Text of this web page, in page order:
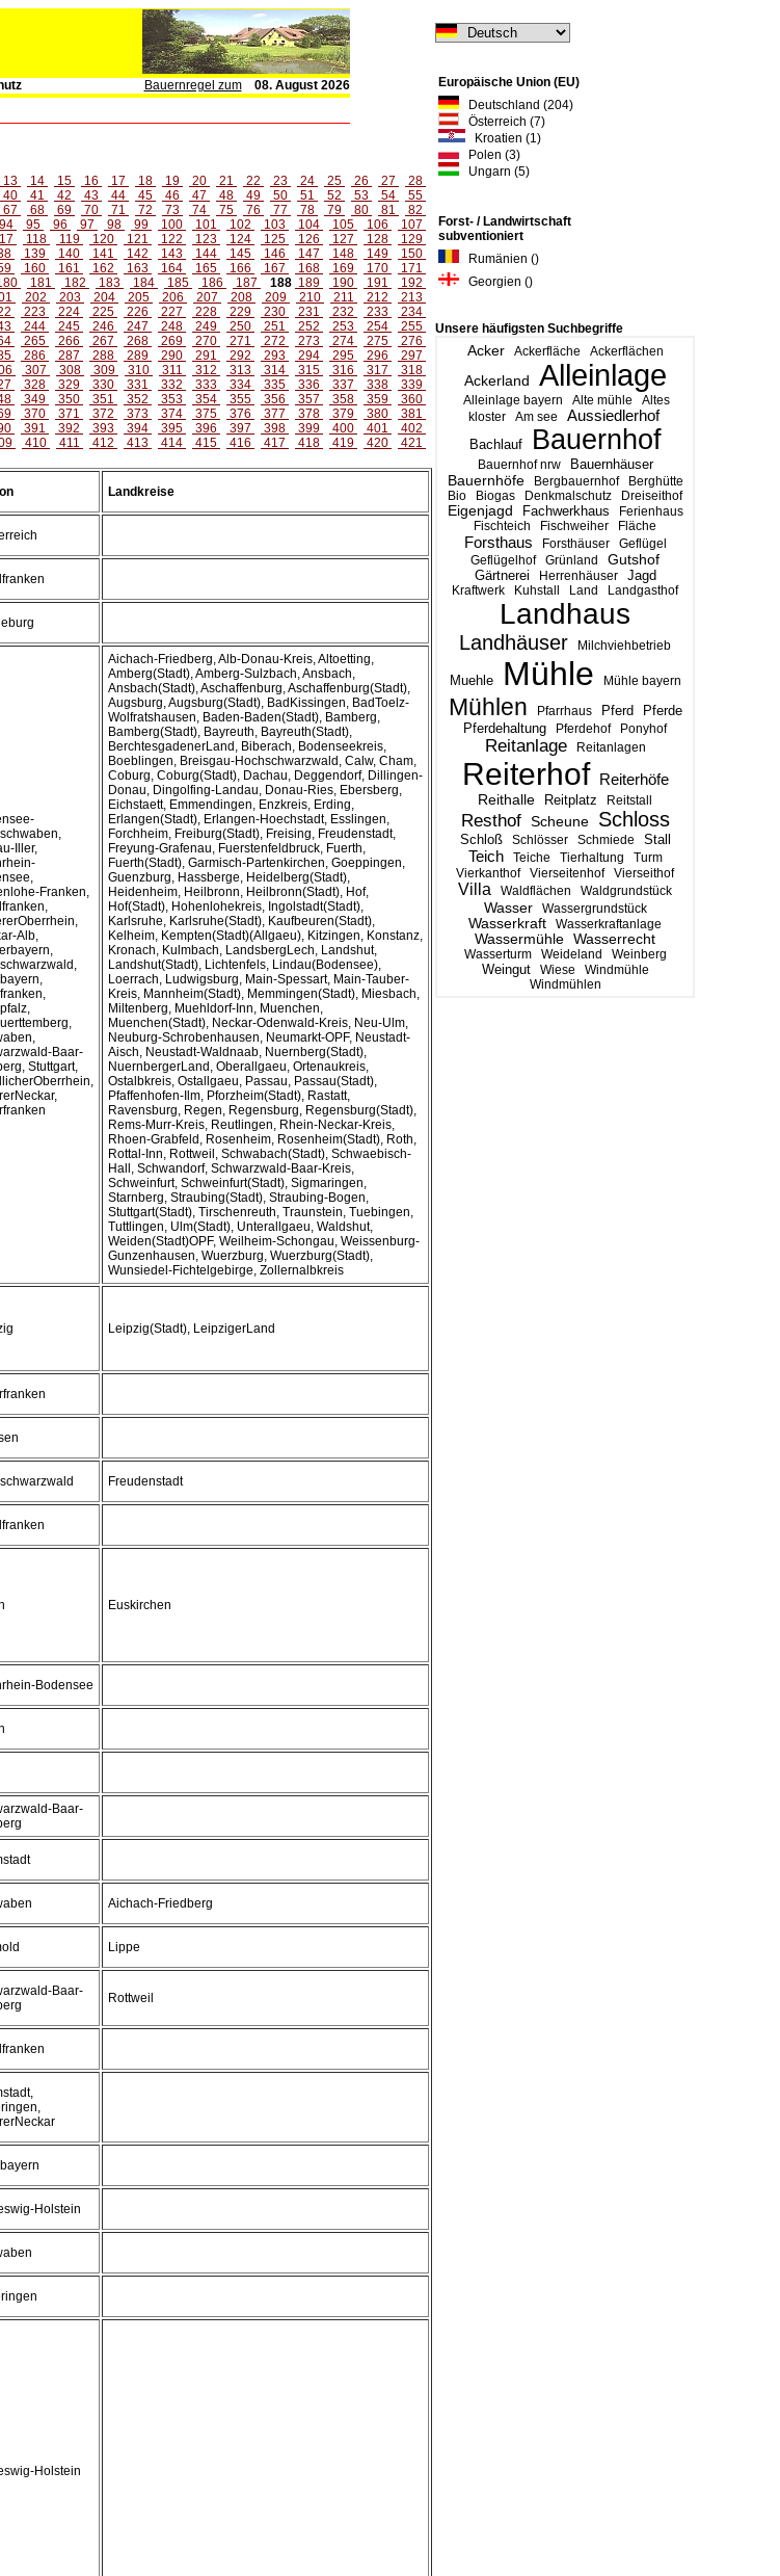
Bauernregel zum
08. August 2026
Europäische Union (EU)
Deutschland (204)
Österreich (7)
Kroatien (1)
Polen (3)
Ungarn (5)
Forst- / Landwirtschaft
subventioniert
Rumänien ()
Georgien ()
Unsere häufigsten Suchbegriffe
Acker Ackerfläche Ackerflächen
Ackerland Alleinlage
Alleinlage bayern Alte mühle
Altes
kloster
Am see Aussiedlerhof
Bachlauf Bauernhof
Bauernhof nrw Bauernhäuser
Bauernhöfe Bergbauernhof
Berghütte
Bio
Biogas Denkmalschutz Dreiseithof
Eigenjagd Fachwerkhaus
Ferienhaus
Fischteich
Fischweiher Fläche
Forsthaus Forsthäuser
Geflügel
Geflügelhof
Grünland
Gutshof
Gärtnerei
Herrenhäuser Jagd
Kraftwerk Kuhstall Land Landgasthof
Landhaus
Landhäuser Milchviehbetrieb
Muehle Mühle Mühle bayern
Mühlen Pfarrhaus Pferd Pferde
Pferdehaltung Pferdehof Ponyhof
Reitanlage Reitanlagen
Reiterhof Reiterhöfe
Reithalle Reitplatz Reitstall
Resthof Scheune Schloss
Schloß Schlösser Schmiede Stall
Teich Teiche Tierhaltung
Turm
Vierkanthof
Vierseitenhof Vierseithof
Villa Waldflächen Waldgrundstück
Wasser Wassergrundstück
Wasserkraft Wasserkraftanlage
Wassermühle Wasserrecht
Wasserturm Weideland Weinberg
Weingut Wiese
Windmühle
Windmühlen
13 14 15 16 17 18 19 20 21 22 23 24 25 26 27
28
40 41 42 43 44 45 46 47 48 49 50 51 52 53 54
55
67 68 69 70 71 72 73 74 75 76 77 78 79 80 81
82
94 95 96 97 98 99 100 101 102 103 104 105 106
107
118 119 120 121 122 123 124 125 126 127 128
129
139 140 141 142 143 144 145 146 147 148 149
150
160 161 162 163 164 165 166 167 168 169 170
171
181 182 183 184 185 186 187 188 189 190 191
192
202 203 204 205 206 207 208 209 210 211 212
213
223 224 225 226 227 228 229 230 231 232 233
234
244 245 246 247 248 249 250 251 252 253 254
255
265 266 267 268 269 270 271 272 273 274 275
276
286 287 288 289 290 291 292 293 294 295 296
297
307 308 309 310 311 312 313 314 315 316 317
318
328 329 330 331 332 333 334 335 336 337 338
339
349 350 351 352 353 354 355 356 357 358 359
360
370 371 372 373 374 375 376 377 378 379 380
381
391 392 393 394 395 396 397 398 399 400 401
402
410 411 412 413 414 415 416 417 418 419 420 421
Landkreise
Iller,
Franken,
Alb,
Baar-
Stuttgart,
Aichach-Friedberg, Alb-Donau-Kreis, Altoetting,
Amberg(Stadt), Amberg-Sulzbach, Ansbach,
Ansbach(Stadt), Aschaffenburg, Aschaffenburg(Stadt),
Augsburg, Augsburg(Stadt), BadKissingen, BadToelz-
Wolfratshausen, Baden-Baden(Stadt), Bamberg,
Bamberg(Stadt), Bayreuth, Bayreuth(Stadt),
BerchtesgadenerLand, Biberach, Bodenseekreis,
Boeblingen, Breisgau-Hochschwarzwald, Calw, Cham,
Coburg, Coburg(Stadt), Dachau, Deggendorf, Dillingen-
Donau, Dingolfing-Landau, Donau-Ries, Ebersberg,
Eichstaett, Emmendingen, Enzkreis, Erding,
Erlangen(Stadt), Erlangen-Hoechstadt, Esslingen,
Forchheim, Freiburg(Stadt), Freising, Freudenstadt,
Freyung-Grafenau, Fuerstenfeldbruck, Fuerth,
Fuerth(Stadt), Garmisch-Partenkirchen, Goeppingen,
Guenzburg, Hassberge, Heidelberg(Stadt),
Heidenheim, Heilbronn, Heilbronn(Stadt), Hof,
Hof(Stadt), Hohenlohekreis, Ingolstadt(Stadt),
Karlsruhe, Karlsruhe(Stadt), Kaufbeuren(Stadt),
Kelheim, Kempten(Stadt)(Allgaeu), Kitzingen, Konstanz,
Kronach, Kulmbach, LandsbergLech, Landshut,
Landshut(Stadt), Lichtenfels, Lindau(Bodensee),
Loerrach, Ludwigsburg, Main-Spessart, Main-Tauber-
Kreis, Mannheim(Stadt), Memmingen(Stadt), Miesbach,
Miltenberg, Muehldorf-Inn, Muenchen,
Muenchen(Stadt), Neckar-Odenwald-Kreis, Neu-Ulm,
Neuburg-Schrobenhausen, Neumarkt-OPF, Neustadt-
Aisch, Neustadt-Waldnaab, Nuernberg(Stadt),
NuernbergerLand, Oberallgaeu, Ortenaukreis,
Ostalbkreis, Ostallgaeu, Passau, Passau(Stadt),
Pfaffenhofen-Ilm, Pforzheim(Stadt), Rastatt,
Ravensburg, Regen, Regensburg, Regensburg(Stadt),
Rems-Murr-Kreis, Reutlingen, Rhein-Neckar-Kreis,
Rhoen-Grabfeld, Rosenheim, Rosenheim(Stadt), Roth,
Rottal-Inn, Rottweil, Schwabach(Stadt), Schwaebisch-
Hall, Schwandorf, Schwarzwald-Baar-Kreis,
Schweinfurt, Schweinfurt(Stadt), Sigmaringen,
Starnberg, Straubing(Stadt), Straubing-Bogen,
Stuttgart(Stadt), Tirschenreuth, Traunstein, Tuebingen,
Tuttlingen, Ulm(Stadt), Unterallgaeu, Waldshut,
Weiden(Stadt)OPF, Weilheim-Schongau, Weissenburg-
Gunzenhausen, Wuerzburg, Wuerzburg(Stadt),
Wunsiedel-Fichtelgebirge, Zollernalbkreis
Leipzig(Stadt), LeipzigerLand
Freudenstadt
Euskirchen
Bodensee
Baar-
Aichach-Friedberg
Lippe
Baar-
Rottweil
Holstein
Holstein